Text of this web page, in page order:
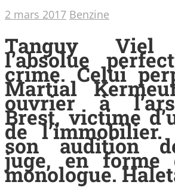
2 mars 2017 Benzine
Tanguy Viel
l’absolue
crime. Celui
Martial
ouvrier à
Brest, victime
de
son audition
juge, en forme
monologue.